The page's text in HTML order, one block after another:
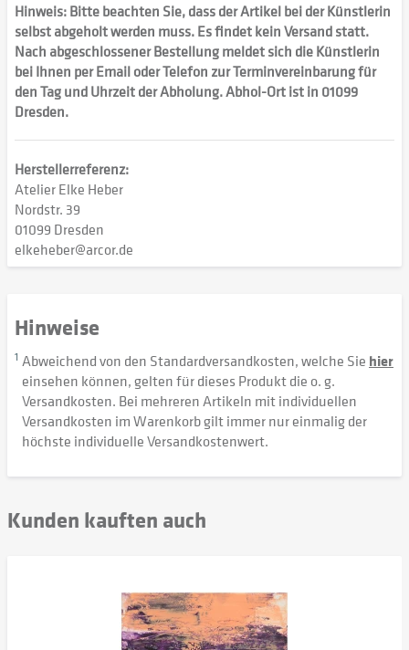
Hinweis: Bitte beachten Sie, dass der Artikel bei der Künstlerin
selbst abgeholt werden muss. Es findet kein Versand statt.
Nach abgeschlossener Bestellung meldet sich die Künstlerin
bei Ihnen per Email oder Telefon zur Terminvereinbarung für
den Tag und Uhrzeit der Abholung. Abhol-Ort ist in 01099
Dresden.
Herstellerreferenz:
Atelier Elke Heber
Nordstr. 39
01099 Dresden
elkeheber@arcor.de
Hinweise
1 Abweichend von den Standardversandkosten, welche Sie hier
einsehen können, gelten für dieses Produkt die o. g.
Versandkosten. Bei mehreren Artikeln mit individuellen
Versandkosten im Warenkorb gilt immer nur einmalig der
höchste individuelle Versandkostenwert.
Kunden kauften auch